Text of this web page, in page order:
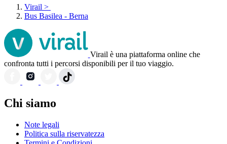
Virail >
Bus Basilea - Berna
Virail è una piattaforma online che
confronta tutti i percorsi disponibili per il tuo viaggio.
Chi siamo
Note legali
Politica sulla riservatezza